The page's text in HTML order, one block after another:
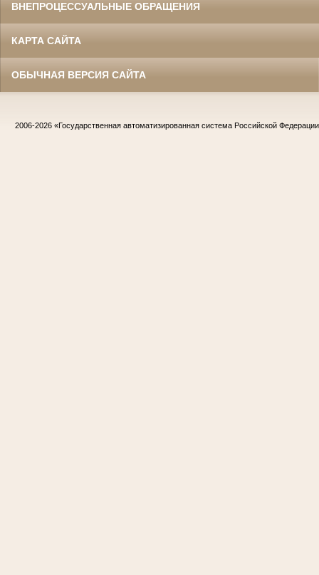
ВНЕПРОЦЕССУАЛЬНЫЕ ОБРАЩЕНИЯ
КАРТА САЙТА
ОБЫЧНАЯ ВЕРСИЯ САЙТА
2006-2026 «Государственная автоматизированная система Российской